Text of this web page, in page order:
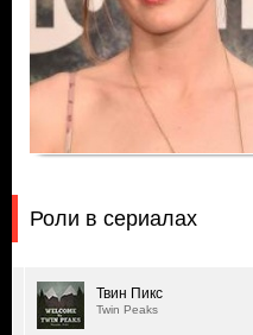
Роли в сериалах
Твин Пикс
Twin Peaks